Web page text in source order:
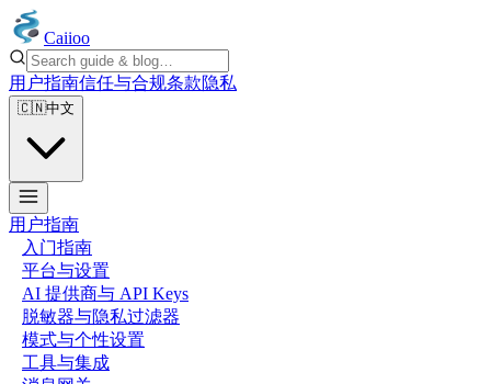
Caiioo
用户指南信任与合规条款隐私
🇨🇳中文
用户指南
入门指南
平台与设置
AI 提供商与 API Keys
脱敏器与隐私过滤器
模式与个性设置
工具与集成